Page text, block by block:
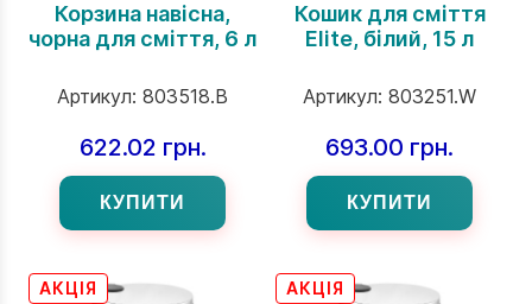
Корзина навісна,
чорна для сміття, 6 л
Артикул: 803518.B
622.02 грн.
КУПИТИ
Кошик для сміття
Elite, білий, 15 л
Артикул: 803251.W
693.00 грн.
КУПИТИ
АКЦІЯ АКЦІЯ